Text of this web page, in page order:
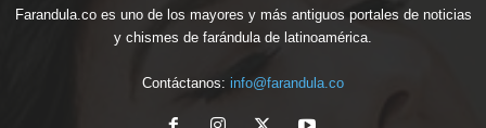
Farandula.co es uno de los mayores y más antiguos portales de noticias
y chismes de farándula de latinoamérica.
Contáctanos: info@farandula.co